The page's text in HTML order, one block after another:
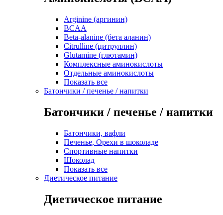
Arginine (аргинин)
BCAA
Beta-alanine (бета аланин)
Citrulline (цитруллин)
Glutamine (глютамин)
Комплексные аминокислоты
Отдельные аминокислоты
Показать все
Батончики / печенье / напитки
Батончики / печенье / напитки
Батончики, вафли
Печенье, Орехи в шоколаде
Спортивные напитки
Шоколад
Показать все
Диетическое питание
Диетическое питание